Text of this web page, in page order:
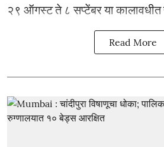
२९ ऑगस्ट ते ८ सप्टेंबर या कालावधीत
Read More